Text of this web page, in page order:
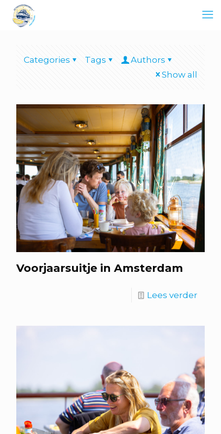
Categories Tags
Authors
Show all
Voorjaarsuitje in Amsterdam
Lees verder